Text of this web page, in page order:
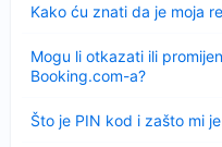
Kako ću znati da je moja
Mogu li otkazati ili
Booking.com-a?
Što je PIN kod i zašto mi
Sažeto